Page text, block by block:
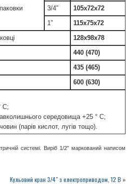
3/4″
105х72х72
1″
115х75х72
128х98х78
440 (470)
435 (465)
600 (630)
С;
середовища +25 ° С;
(парів кислот, лугів тощо).
системі. Виріб 1/2″ маркований написом
Кульовий кран 3/4″ з електроприводом, 12 В »